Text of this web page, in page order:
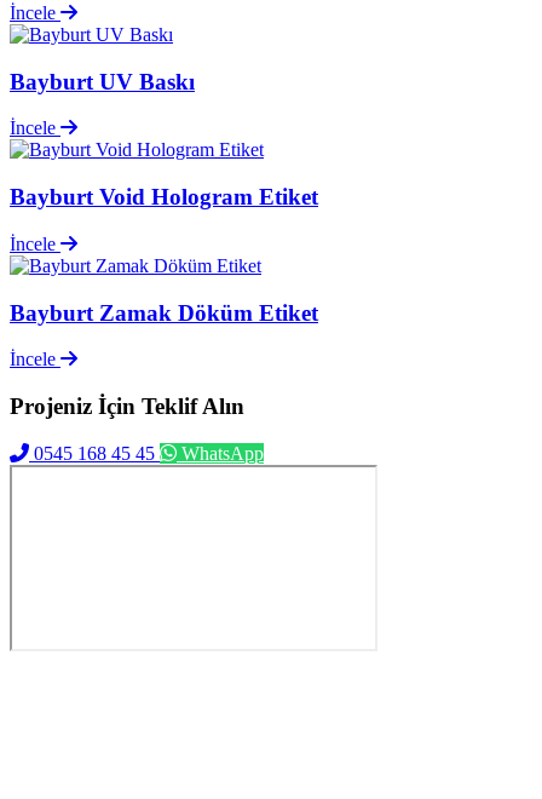
İncele
Bayburt UV Baskı
İncele
Bayburt Void Hologram Etiket
İncele
Bayburt Zamak Döküm Etiket
İncele
Projeniz İçin Teklif Alın
0545 168 45 45 WhatsApp